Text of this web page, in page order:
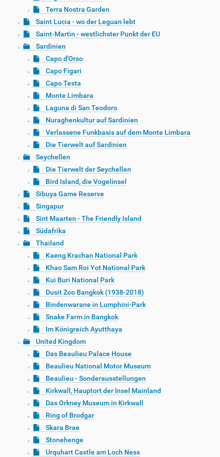
Terra Nostra Garden
Saint Lucia - wo der Leguan lebt
Saint-Martin - westlichster Punkt der EU
Sardinien
Capo d'Orso
Capo Figari
Capo Testa
Monte Limbara
Laguna di San Teodoro
Nuraghenkultur auf Sardinien
Verlassene Funkbasis auf dem Monte Limbara
Die Tierwelt auf Sardinien
Seychellen
Die Tierwelt der Seychellen
Bird Island, die Vogelinsel
Sibuya Game Reserve
Singapur
Sint Maarten - The Friendly Island
Südafrika
Thailand
Kaeng Krachan National Park
Khao Sam Roi Yot National Park
Kui Buri National Park
Dusit Zoo Bangkok (1938-2018)
Bindenwarane in Lumphini-Park
Snake Farm in Bangkok
Im Königreich Ayutthaya
United Kingdom
Das Beaulieu Palace House
Beaulieu National Motor Museum
Beaulieu - Sonderausstellungen
Kirkwall, Hauptort der Insel Mainland
Das Orkney Museum in Kirkwall
Ring of Brodgar
Skara Brae
Stonehenge
Urquhart Castle am Loch Ness